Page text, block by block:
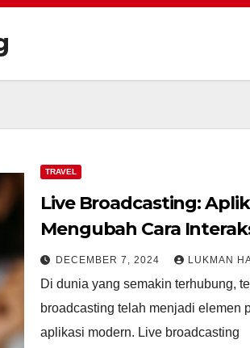
TRAVEL
Live Broadcasting:
Mengubah Cara
Manusia
DECEMBER 7, 2024 LUKMAN
Di dunia yang semakin terhubung,
broadcasting telah menjadi elemen
aplikasi modern. Live broadcasting